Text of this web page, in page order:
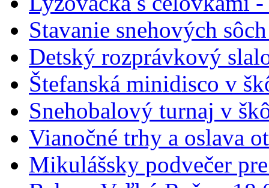
Stavanie snehových
Detský rozprávkový
Štefanská minidisco v
Snehobalový turnaj v
Vianočné trhy a oslava
Mikulášsky podvečer